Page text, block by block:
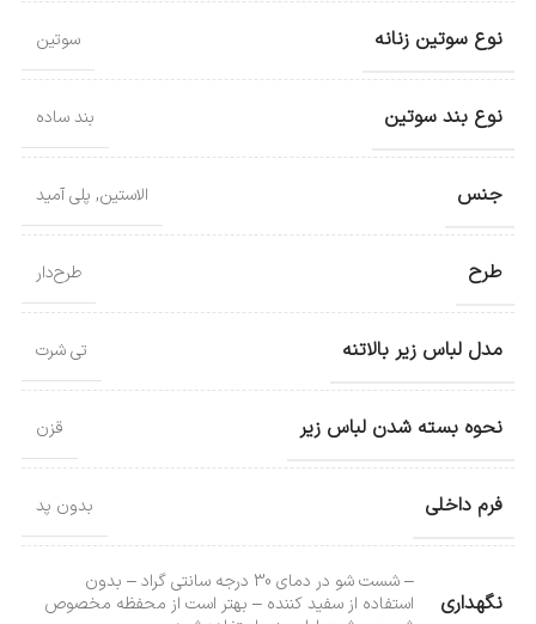
نوع سوتین زنانه سوتین
نوع بند سوتین بند ساده
جنس الاستین, پلی آمید
طرح طرح‌دار
مدل لباس زیر بالاتنه تی شرت
نحوه بسته شدن لباس زیر قزن
فرم داخلی بدون پد
نگهداری
– شست شو در دمای 30 درجه سانتی گراد – بدون
استفاده از سفید کننده – بهتر است از محفظه مخصوص